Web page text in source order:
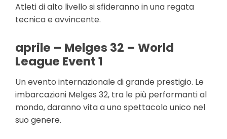
Atleti di alto livello si sfideranno in una regata
tecnica e avvincente.
aprile – Melges 32 – World
League Event 1
Un evento internazionale di grande prestigio. Le
imbarcazioni Melges 32, tra le più performanti al
mondo, daranno vita a uno spettacolo unico nel
suo genere.